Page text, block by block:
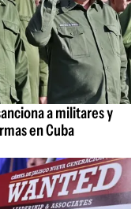
a militares y
en Cuba